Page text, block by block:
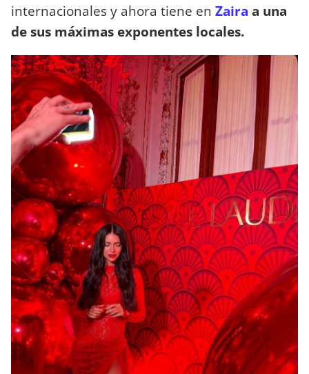
internacionales y ahora tiene en Zaira a una
de sus máximas exponentes locales.